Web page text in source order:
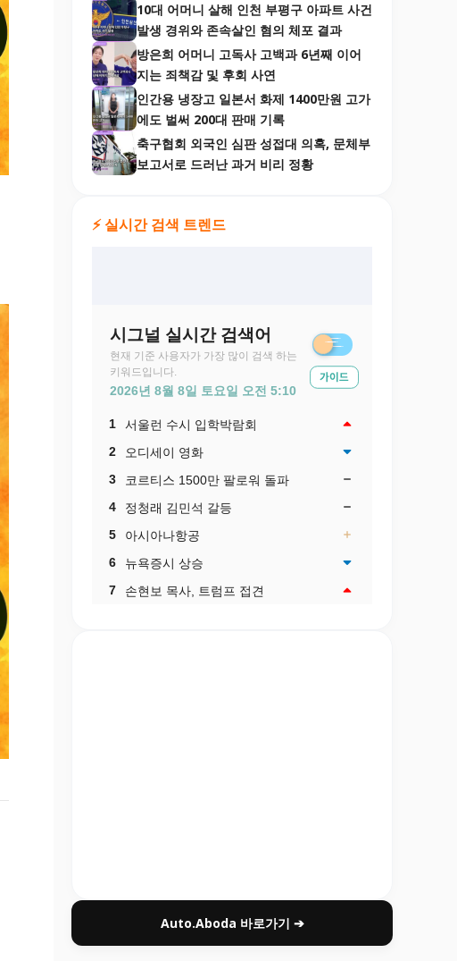
10대 어머니 살해 인천 부평구 아파트 사건
발생 경위와 존속살인 혐의 체포 결과
방은희 어머니 고독사 고백과 6년째 이어
지는 죄책감 및 후회 사연
인간용 냉장고 일본서 화제 1400만원 고가
에도 벌써 200대 판매 기록
축구협회 외국인 심판 성접대 의혹, 문체부
보고서로 드러난 과거 비리 정황
⚡ 실시간 검색 트렌드
Auto.Aboda 바로가기 ➔